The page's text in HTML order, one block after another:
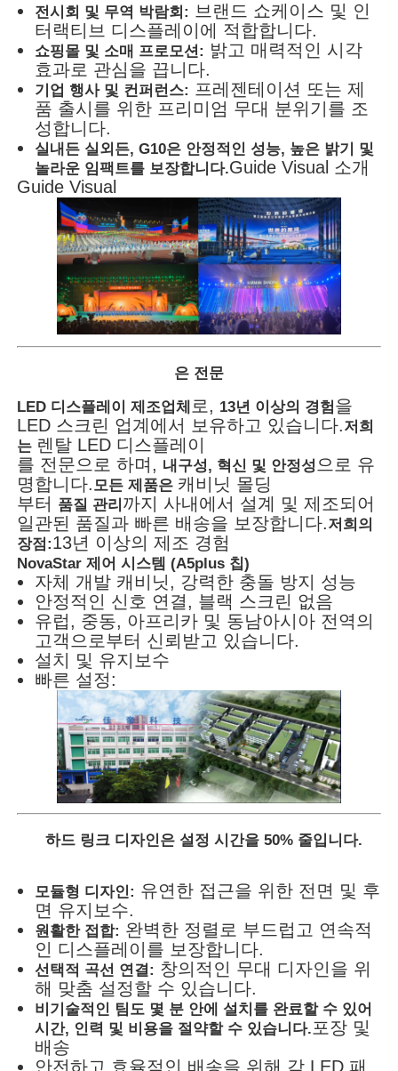
전시회 및 무역 박람회: 브랜드 쇼케이스 및 인
터랙티브 디스플레이에 적합합니다.
쇼핑몰 및 소매 프로모션: 밝고 매력적인 시각
효과로 관심을 끕니다.
기업 행사 및 컨퍼런스: 프레젠테이션 또는 제
품 출시를 위한 프리미엄 무대 분위기를 조
성합니다.
실내든 실외든, G10은 안정적인 성능, 높은 밝기 및
놀라운 임팩트를 보장합니다.Guide Visual 소개
Guide Visual
은 전문
LED 디스플레이 제조업체 로, 13년 이상의 경험을
LED 스크린 업계에서 보유하고 있습니다.저희
는 렌탈 LED 디스플레이
를 전문으로 하며, 내구성, 혁신 및 안정성으로 유
명합니다.모든 제품은 캐비닛 몰딩
부터 품질 관리 까지 사내에서 설계 및 제조되어
일관된 품질과 빠른 배송을 보장합니다.저희의
장점:13년 이상의 제조 경험
NovaStar 제어 시스템 (A5plus 칩)
자체 개발 캐비닛, 강력한 충돌 방지 성능
안정적인 신호 연결, 블랙 스크린 없음
유럽, 중동, 아프리카 및 동남아시아 전역의
고객으로부터 신뢰받고 있습니다.
설치 및 유지보수
빠른 설정:
하드 링크 디자인은 설정 시간을 50% 줄입니다.
모듈형 디자인: 유연한 접근을 위한 전면 및 후
면 유지보수.
원활한 접합: 완벽한 정렬로 부드럽고 연속적
인 디스플레이를 보장합니다.
선택적 곡선 연결: 창의적인 무대 디자인을 위
해 맞춤 설정할 수 있습니다.
비기술적인 팀도 몇 분 안에 설치를 완료할 수 있어
시간, 인력 및 비용을 절약할 수 있습니다.포장 및
배송
안전하고 효율적인 배송을 위해 각 LED 패